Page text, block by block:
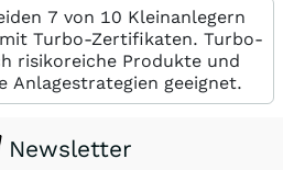
7 von 10 Kleinanlegern
Turbo-Zertifikaten. Turbo-
risikoreiche Produkte und
Anlagestrategien geeignet.
Newsletter